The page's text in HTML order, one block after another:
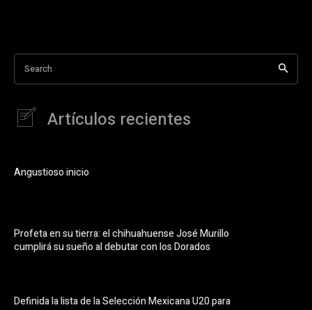
Search
Artículos recientes
Angustioso inicio
Profeta en su tierra: el chihuahuense José Murillo
cumplirá su sueño al debutar con los Dorados
Definida la lista de la Selección Mexicana U20 para